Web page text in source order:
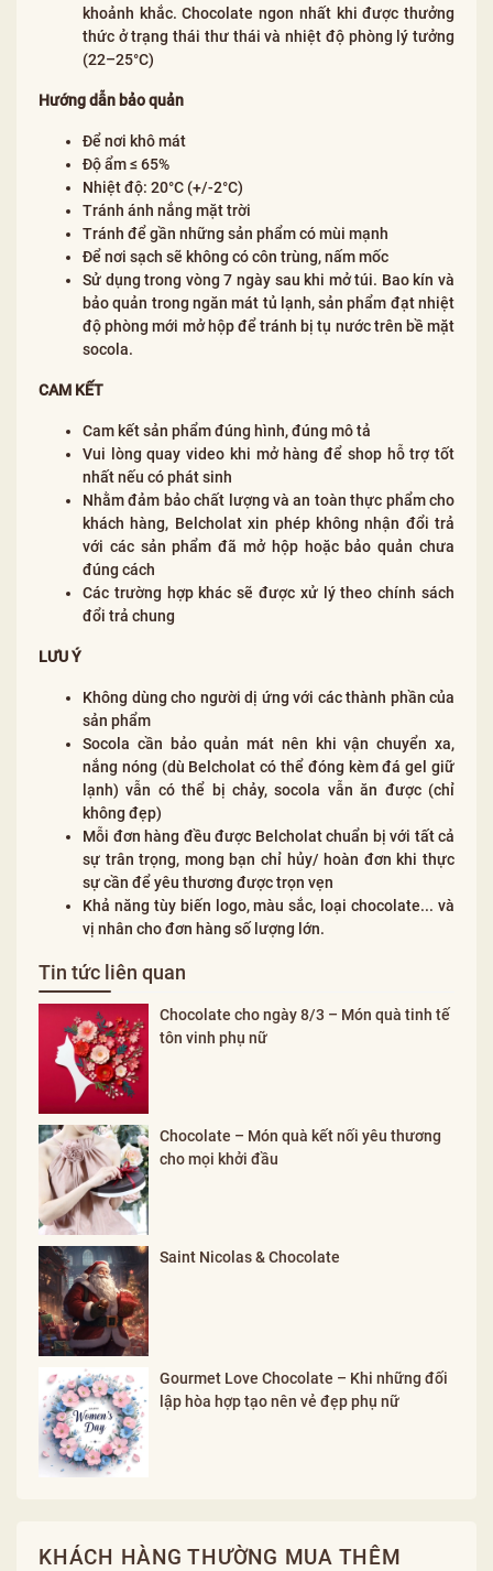
khoảnh khắc. Chocolate ngon nhất khi được thưởng
thức ở trạng thái thư thái và nhiệt độ phòng lý tưởng
(22–25°C)
Hướng dẫn bảo quản
Để nơi khô mát
Độ ẩm ≤ 65%
Nhiệt độ: 20°C (+/-2°C)
Tránh ánh nắng mặt trời
Tránh để gần những sản phẩm có mùi mạnh
Để nơi sạch sẽ không có côn trùng, nấm mốc
Sử dụng trong vòng 7 ngày sau khi mở túi. Bao kín và
bảo quản trong ngăn mát tủ lạnh, sản phẩm đạt nhiệt
độ phòng mới mở hộp để tránh bị tụ nước trên bề mặt
socola.
CAM KẾT
Cam kết sản phẩm đúng hình, đúng mô tả
Vui lòng quay video khi mở hàng để shop hỗ trợ tốt
nhất nếu có phát sinh
Nhằm đảm bảo chất lượng và an toàn thực phẩm cho
khách hàng, Belcholat xin phép không nhận đổi trả
với các sản phẩm đã mở hộp hoặc bảo quản chưa
đúng cách
Các trường hợp khác sẽ được xử lý theo chính sách
đổi trả chung
LƯU Ý
Không dùng cho người dị ứng với các thành phần của
sản phẩm
Socola cần bảo quản mát nên khi vận chuyển xa,
nắng nóng (dù Belcholat có thể đóng kèm đá gel giữ
lạnh) vẫn có thể bị chảy, socola vẫn ăn được (chỉ
không đẹp)
Mỗi đơn hàng đều được Belcholat chuẩn bị với tất cả
sự trân trọng, mong bạn chỉ hủy/ hoàn đơn khi thực
sự cần để yêu thương được trọn vẹn
Khả năng tùy biến logo, màu sắc, loại chocolate... và
vị nhân cho đơn hàng số lượng lớn.
Tin tức liên quan
Chocolate cho ngày 8/3 – Món quà tinh tế
tôn vinh phụ nữ
Chocolate – Món quà kết nối yêu thương
cho mọi khởi đầu
Saint Nicolas & Chocolate
Gourmet Love Chocolate – Khi những đối
lập hòa hợp tạo nên vẻ đẹp phụ nữ
KHÁCH HÀNG THƯỜNG MUA THÊM